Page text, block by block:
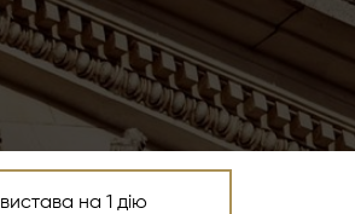
вистава на 1 дію